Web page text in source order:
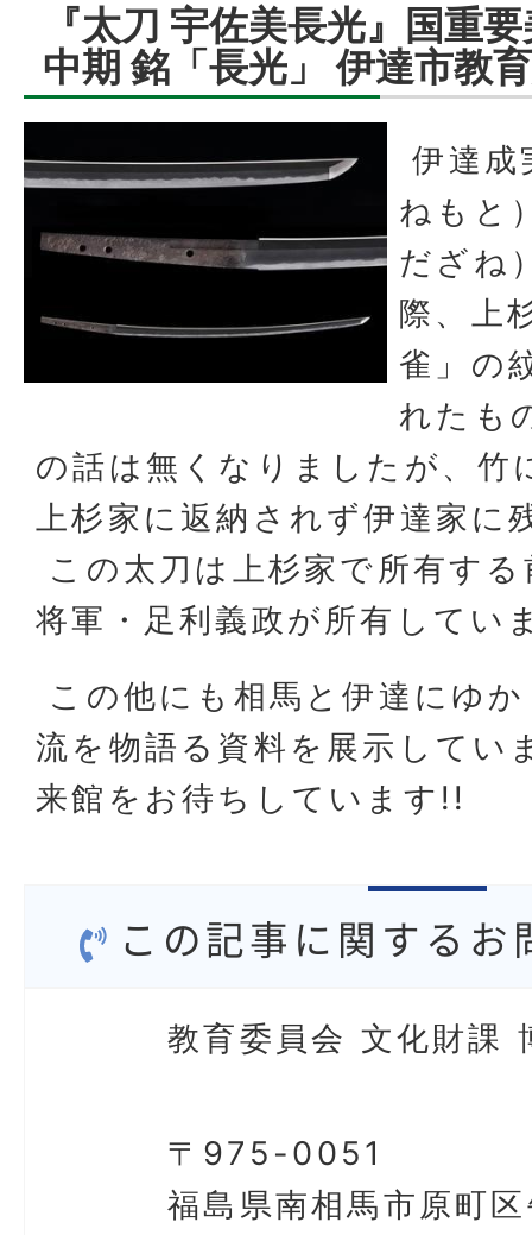
『太刀 宇佐美長光』国重
中期 銘「長光」 伊達市教
伊達成
ねもと
だざね
際、上
雀」の
れたも
の話は無くなりましたが、竹
上杉家に返納されず伊達家に
この太刀は上杉家で所有す
将軍・足利義政が所有してい
この他にも相馬と伊達にゆ
流を物語る資料を展示してい
来館をお待ちしています!!
この記事に関するお
教育委員会 文化財課
〒975-0051
福島県南相馬市原町